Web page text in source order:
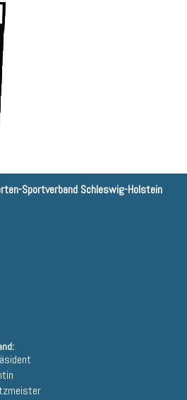
Sportverband Schleswig-Holstein